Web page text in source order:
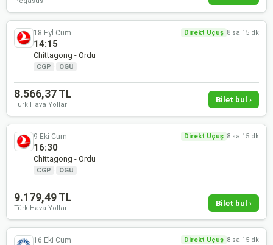
18 Eyl Cum Direkt Uçuş 8 sa 15 dk
14:15
Chittagong - Ordu
CGP · OGU
8.566,37 TL
Türk Hava Yolları
Bilet bul ›
9 Eki Cum Direkt Uçuş 8 sa 15 dk
16:30
Chittagong - Ordu
CGP · OGU
9.179,49 TL
Türk Hava Yolları
Bilet bul ›
16 Eki Cum Direkt Uçuş 8 sa 15 dk